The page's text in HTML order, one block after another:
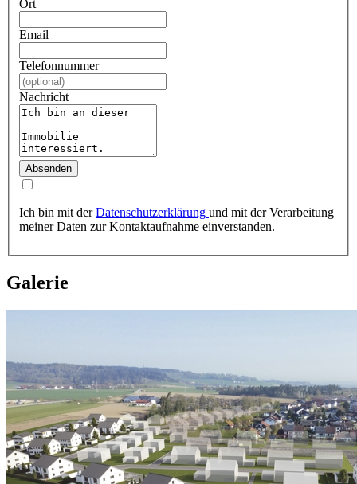
Ort
Email
Telefonnummer
Nachricht
Absenden
Ich bin mit derDatenschutzerklärung und mit der Verarbeitung
meiner Daten zur Kontaktaufnahme einverstanden.
Galerie